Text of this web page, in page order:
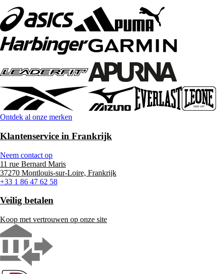
Ontdek al onze merken
Klantenservice in Frankrijk
Neem contact op
11 rue Bernard Maris
37270 Montlouis-sur-Loire, Frankrijk
+33 1 86 47 62 58
Veilig betalen
Koop met vertrouwen op onze site